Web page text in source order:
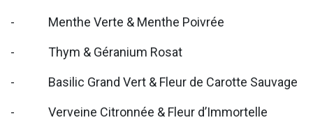
- Menthe Verte & Menthe Poivrée
- Thym & Géranium Rosat
- Basilic Grand Vert & Fleur de Carotte Sauvage
- Verveine Citronnée & Fleur d’Immortelle